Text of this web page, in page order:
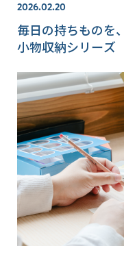
2026.02.20
毎日の持ちものを
小物収納シリーズ